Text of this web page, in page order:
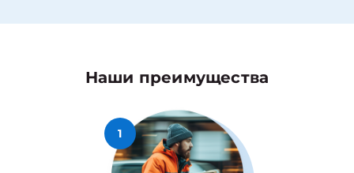
Наши преимущества
1